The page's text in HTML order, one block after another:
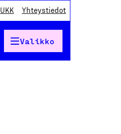
UKK Yhteystiedot
Valikko